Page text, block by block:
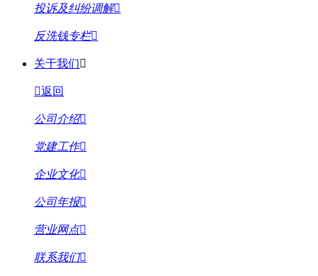
投诉及纠纷调解
反洗钱专栏
关于我们
返回
公司介绍
党建工作
企业文化
公司年报
营业网点
联系我们